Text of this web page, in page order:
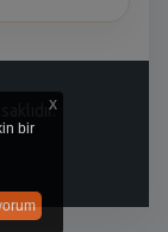
x
bir